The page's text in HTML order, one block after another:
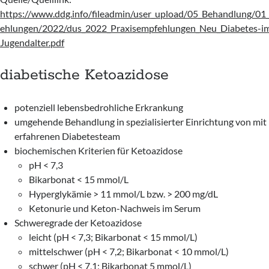
https://www.ddg.info/fileadmin/user_upload/05_Behandlung/
ehlungen/2022/dus_2022_Praxisempfehlungen_Neu_Diabetes-
Jugendalter.pdf
diabetische Ketoazidose
potenziell lebensbedrohliche Erkrankung
umgehende Behandlung in spezialisierter Einrichtung von
erfahrenen Diabetesteam
biochemischen Kriterien für Ketoazidose
pH < 7,3
Bikarbonat < 15 mmol/L
Hyperglykämie > 11 mmol/L bzw. > 200 mg/dL
Ketonurie und Keton-Nachweis im Serum
Schweregrade der Ketoazidose
leicht (pH < 7,3; Bikarbonat < 15 mmol/L)
mittelschwer (pH < 7,2; Bikarbonat < 10 mmol/L)
schwer (pH < 7,1; Bikarbonat 5 mmol/L)